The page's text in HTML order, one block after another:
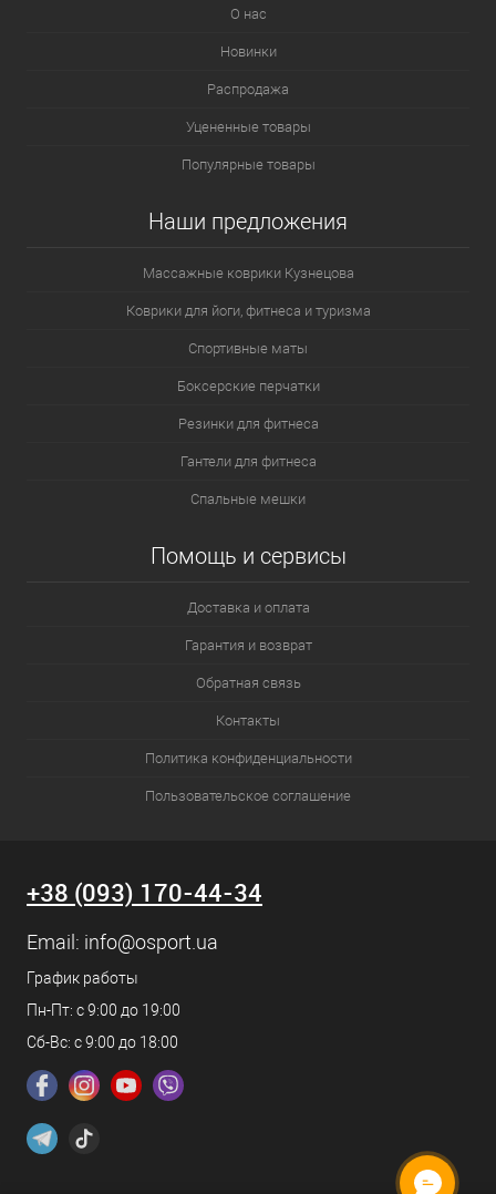
О нас
Новинки
Распродажа
Уцененные товары
Популярные товары
Наши предложения
Массажные коврики Кузнецова
Коврики для йоги, фитнеса и туризма
Спортивные маты
Боксерские перчатки
Резинки для фитнеса
Гантели для фитнеса
Спальные мешки
Помощь и сервисы
Доставка и оплата
Гарантия и возврат
Обратная связь
Контакты
Политика конфиденциальности
Пользовательское соглашение
+38 (093) 170-44-34
Email: info@osport.ua
График работы
Пн-Пт: с 9:00 до 19:00
Сб-Вс: с 9:00 до 18:00